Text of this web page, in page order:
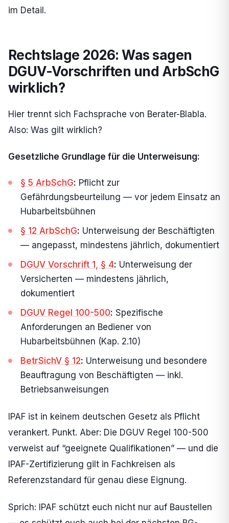
im Detail.
Rechtslage 2026: Was sagen
DGUV-Vorschriften und ArbSchG
wirklich?
Hier trennt sich Fachsprache von Berater-Blabla.
Also: Was gilt wirklich?
Gesetzliche Grundlage für die Unterweisung:
§ 5 ArbSchG: Pflicht zur
Gefährdungsbeurteilung — vor jedem Einsatz an
Hubarbeitsbühnen
§ 12 ArbSchG: Unterweisung der Beschäftigten
— angepasst, mindestens jährlich, dokumentiert
DGUV Vorschrift 1, § 4: Unterweisung der
Versicherten — mindestens jährlich,
dokumentiert
DGUV Regel 100-500: Spezifische
Anforderungen an Bediener von
Hubarbeitsbühnen (Kap. 2.10)
BetrSichV § 12: Unterweisung und besondere
Beauftragung von Beschäftigten — inkl.
Betriebsanweisungen
IPAF ist in keinem deutschen Gesetz als Pflicht
verankert. Punkt. Aber: Die DGUV Regel 100-500
verweist auf “geeignete Qualifikationen” — und die
IPAF-Zertifizierung gilt in Fachkreisen als
Referenzstandard für genau diese Eignung.
Sprich: IPAF schützt euch nicht nur auf Baustellen